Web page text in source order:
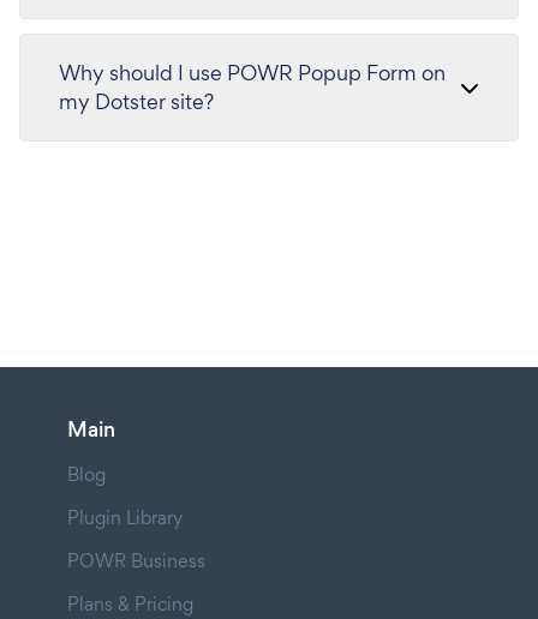
Why should I use POWR Popup Form on
my Dotster site?
Main
Blog
Plugin Library
POWR Business
Plans & Pricing